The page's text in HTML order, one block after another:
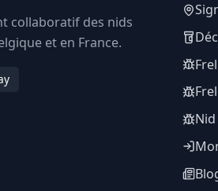
collaboratif des nids
et en France.
Nid